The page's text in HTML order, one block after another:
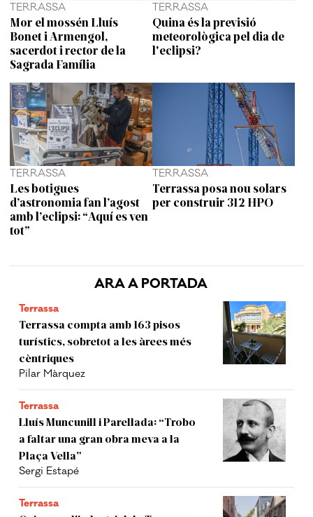
ARA A PORTADA
Terrassa
Terrassa compta amb 163 pisos
turístics, sobretot a les àrees més
cèntriques
Pilar Màrquez
Terrassa
Lluís Muncunill i Parellada: “Trobo
a faltar una gran obra meva a la
Plaça Vella”
Sergi Estapé
Terrassa
TERRASSA
Mor el mossén Lluís
Bonet i Armengol,
sacerdot i rector de la
Sagrada Família
TERRASSA
Quina és la previsió
meteorològica pel dia de
l'eclipsi?
TERRASSA
Les botigues
d’astronomia fan l’agost
amb l’eclipsi: “Aquí es ven
tot”
TERRASSA
Terrassa posa nou solars
per construir 312 HPO